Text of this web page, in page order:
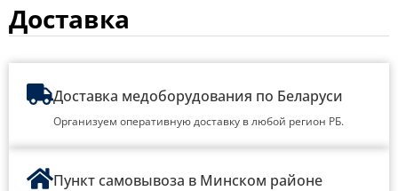
Доставка
Доставка медоборудования по Беларуси
Организуем оперативную доставку в любой регион РБ.
Пункт самовывоза в Минском районе